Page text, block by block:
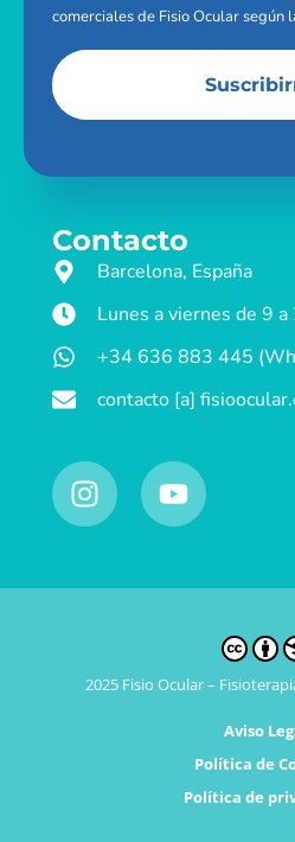
Contacto
Barcelona, España
Lunes a viernes de 9 a
+34 636 883 445
contacto [a]
comerciales de Fisio Ocular según
2025 Fisio Ocular –
Aviso
Política de
Política de